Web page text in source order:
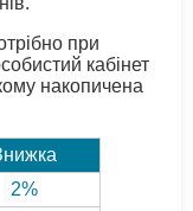
при
кабінет
накопичена
2%